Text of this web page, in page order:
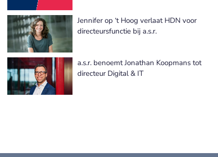
Jennifer op ‘t Hoog verlaat HDN voor
directeursfunctie bij a.s.r.
a.s.r. benoemt Jonathan Koopmans tot
directeur Digital & IT